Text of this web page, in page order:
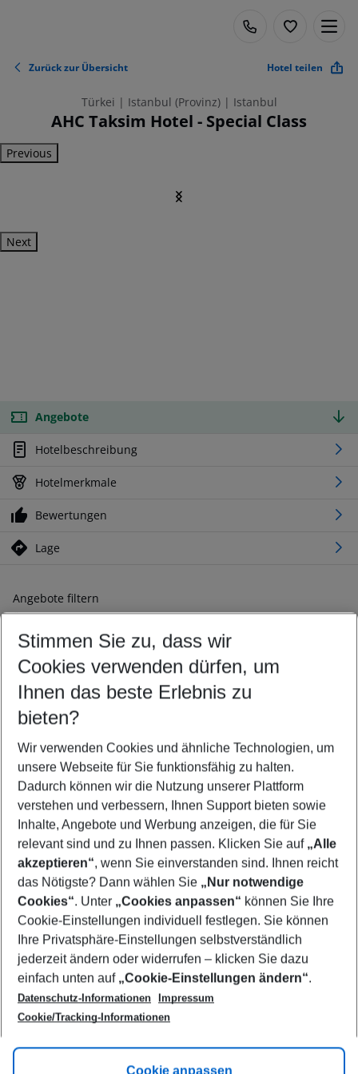
Zurück zur Übersicht Hotel teilen
Türkei | Istanbul (Provinz) | Istanbul
AHC Taksim Hotel - Special Class
Previous
Next
Angebote
Hotelbeschreibung
Hotelmerkmale
Bewertungen
Lage
Angebote filtern
Ändern Sie Ihre Kriterien nach Ihren Wünschen
Abflughafen wählen
Beliebiger Abflughafen
Reisezeitraum wählen
08.08.26– 06.08.27 5-8 Nächte
2 Erwachsene Keine Kinder
Mehr Filter anzeigen
Footer
Footer navigation
Über uns
AGB
Cookie-Einstellungen ändern
Cookie-Richtlinie
Datenschutz
Service & Hilfe
Barrierefreies Reisen
Check-in
Flugbeschränkungen
Folgen Sie uns
Stimmen Sie zu, dass wir
Cookies verwenden dürfen, um
Ihnen das beste Erlebnis zu
bieten?
Wir verwenden Cookies und ähnliche Technologien, um
unsere Webseite für Sie funktionsfähig zu halten.
Dadurch können wir die Nutzung unserer Plattform
verstehen und verbessern, Ihnen Support bieten sowie
Inhalte, Angebote und Werbung anzeigen, die für Sie
relevant sind und zu Ihnen passen. Klicken Sie auf „Alle
akzeptieren“, wenn Sie einverstanden sind. Ihnen reicht
das Nötigste? Dann wählen Sie „Nur notwendige
Cookies“. Unter „Cookies anpassen“ können Sie Ihre
Cookie-Einstellungen individuell festlegen. Sie können
Ihre Privatsphäre-Einstellungen selbstverständlich
jederzeit ändern oder widerrufen – klicken Sie dazu
einfach unten auf „Cookie-Einstellungen ändern“.
Datenschutz-Informationen
Impressum
Cookie/Tracking-Informationen
Cookie anpassen